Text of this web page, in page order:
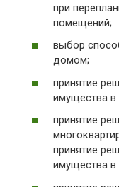
при
помещений;
выбор
домом;
принятие
имущества в
принятие
принятие
имущества в